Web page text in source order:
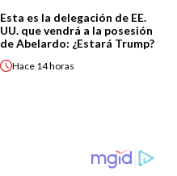
Esta es la delegación de EE.
UU. que vendrá a la posesión
de Abelardo: ¿Estará Trump?
Hace 14 horas